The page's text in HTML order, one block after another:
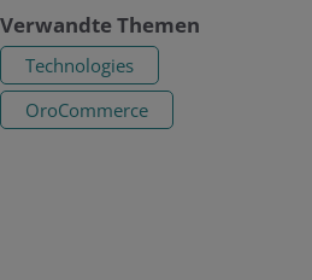
Verwandte Themen
Technologies
OroCommerce